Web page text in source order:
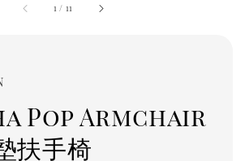
1 / 11
Pop Armchair
扶手椅